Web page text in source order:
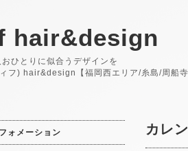
hair&design
おひとりに似合うデザインを
フ) hair&design【福岡西エリア/糸島/周船寺
カレ
ォメーション